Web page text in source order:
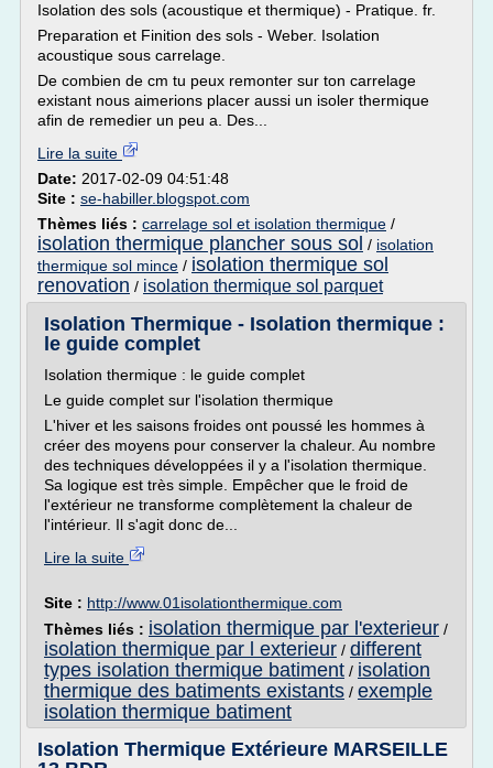
Isolation des sols (acoustique et thermique) - Pratique. fr.
Preparation et Finition des sols - Weber. Isolation
acoustique sous carrelage.
De combien de cm tu peux remonter sur ton carrelage
existant nous aimerions placer aussi un isoler thermique
afin de remedier un peu a. Des...
Lire la suite
Date: 2017-02-09 04:51:48
Site : se-habiller.blogspot.com
Thèmes liés : carrelage sol et isolation thermique /
isolation thermique plancher sous sol / isolation
thermique sol mince / isolation thermique sol
renovation / isolation thermique sol parquet
Isolation Thermique - Isolation thermique :
le guide complet
Isolation thermique : le guide complet
Le guide complet sur l'isolation thermique
L'hiver et les saisons froides ont poussé les hommes à
créer des moyens pour conserver la chaleur. Au nombre
des techniques développées il y a l'isolation thermique.
Sa logique est très simple. Empêcher que le froid de
l'extérieur ne transforme complètement la chaleur de
l'intérieur. Il s'agit donc de...
Lire la suite
Site : http://www.01isolationthermique.com
Thèmes liés : isolation thermique par l'exterieur /
isolation thermique par l exterieur / different
types isolation thermique batiment / isolation
thermique des batiments existants / exemple
isolation thermique batiment
Isolation Thermique Extérieure MARSEILLE